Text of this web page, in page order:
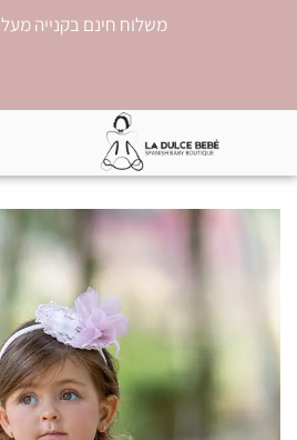
משלוח חינם בקנייה מעל 399 ש"ח!